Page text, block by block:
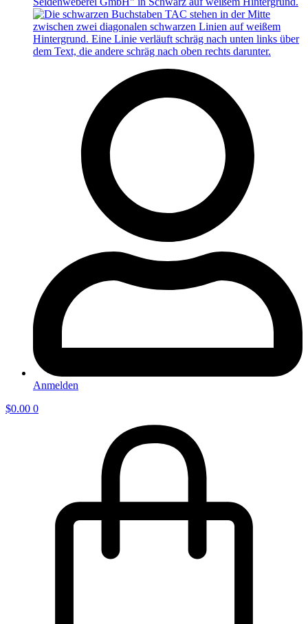
Anmelden
$0.00 0